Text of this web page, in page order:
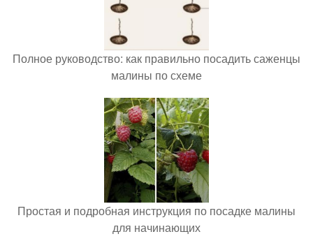
Полное руководство: как правильно посадить саженцы
малины по схеме
Простая и подробная инструкция по посадке малины
для начинающих